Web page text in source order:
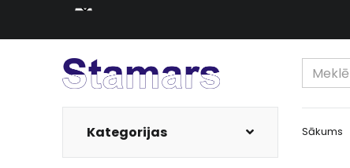
Kategorijas Sākums